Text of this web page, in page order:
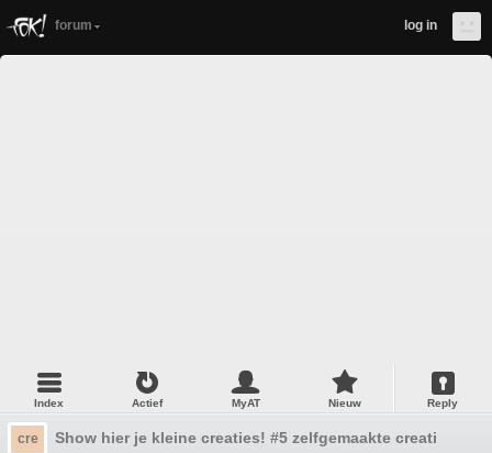
forum log in
Index Actief MyAT Nieuw Reply
cre Show hier je kleine creaties! #5 zelfgemaakte creatieve